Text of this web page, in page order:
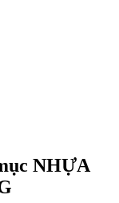
NHỰA